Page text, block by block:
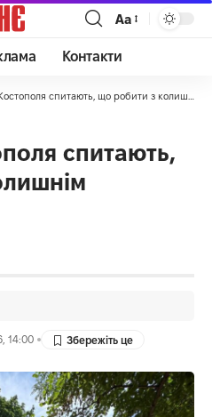
Аа
Контакти
спитають, що робити з колишнім фонтаном?
спитають,
14:00